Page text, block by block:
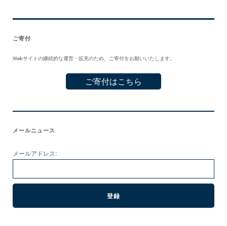
ご寄付
Webサイトの継続的な運営・拡充のため、ご寄付をお願いいたします。
ご寄付はこちら
メールニュース
メールアドレス: